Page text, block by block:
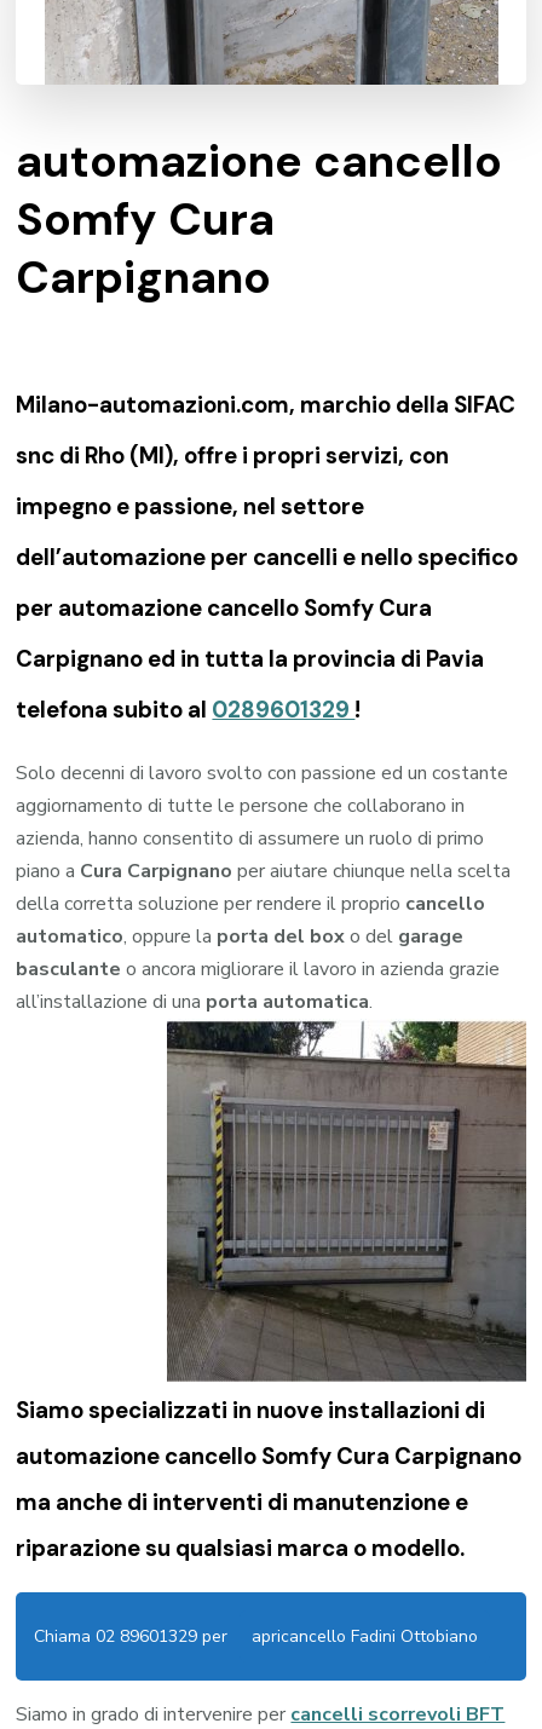
automazione cancello
Somfy Cura
Carpignano
Milano-automazioni.com, marchio della SIFAC
snc di Rho (MI), offre i propri servizi, con
impegno e passione, nel settore
dell’automazione per cancelli e nello specifico
per automazione cancello Somfy Cura
Carpignano ed in tutta la provincia di Pavia
telefona subito al 0289601329 !
Solo decenni di lavoro svolto con passione ed un costante
aggiornamento di tutte le persone che collaborano in
azienda, hanno consentito di assumere un ruolo di primo
piano a Cura Carpignano per aiutare chiunque nella scelta
della corretta soluzione per rendere il proprio cancello
automatico, oppure la porta del boxo del garage
basculante o ancora migliorare il lavoro in azienda grazie
all’installazione di una porta automatica.
Siamo specializzati in nuove installazioni di
automazione cancello Somfy Cura Carpignano
ma anche di interventi di manutenzione e
riparazione su qualsiasi marca o modello.
Chiama 02 89601329 per apricancello Fadini Ottobiano
Siamo in grado di intervenire per cancelli scorrevoli BFT